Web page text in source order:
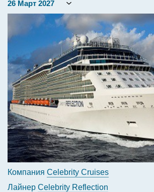
Компания Celebrity Cruises
Лайнер Celebrity Reflection